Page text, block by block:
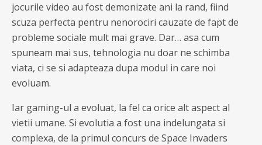
jocurile video au fost demonizate ani la rand, fiind
scuza perfecta pentru nenorociri cauzate de fapt de
probleme sociale mult mai grave. Dar… asa cum
spuneam mai sus, tehnologia nu doar ne schimba
viata, ci se si adapteaza dupa modul in care noi
evoluam.
Iar gaming-ul a evoluat, la fel ca orice alt aspect al
vietii umane. Si evolutia a fost una indelungata si
complexa, de la primul concurs de Space Invaders